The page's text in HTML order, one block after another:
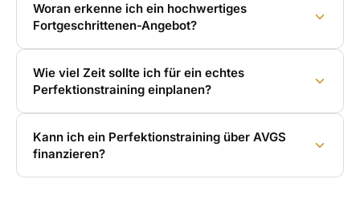
Woran erkenne ich ein hochwertiges
Fortgeschrittenen-Angebot?
Wie viel Zeit sollte ich für ein echtes
Perfektionstraining einplanen?
Kann ich ein Perfektionstraining über AVGS
finanzieren?